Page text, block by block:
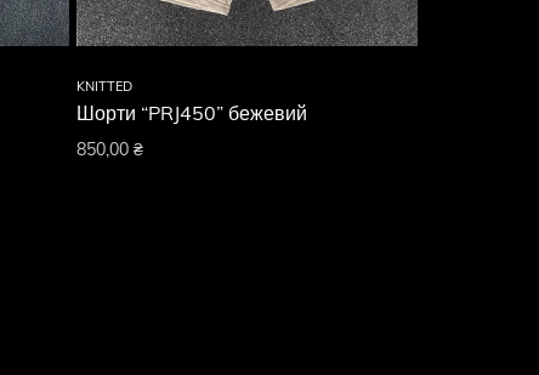
KNITTED
Шорти “PRJ450” бежевий
850,00 ₴